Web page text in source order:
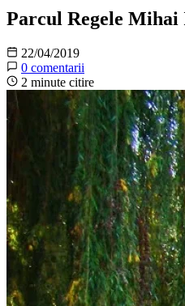
Parcul Regele Mihai
22/04/2019
0 comentarii
2 minute citire